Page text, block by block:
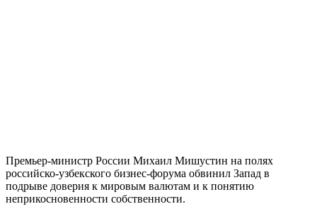
Премьер-министр России Михаил Мишустин на полях
российско-узбекского бизнес-форума обвинил Запад в
подрыве доверия к мировым валютам и к понятию
неприкосновенности собственности.